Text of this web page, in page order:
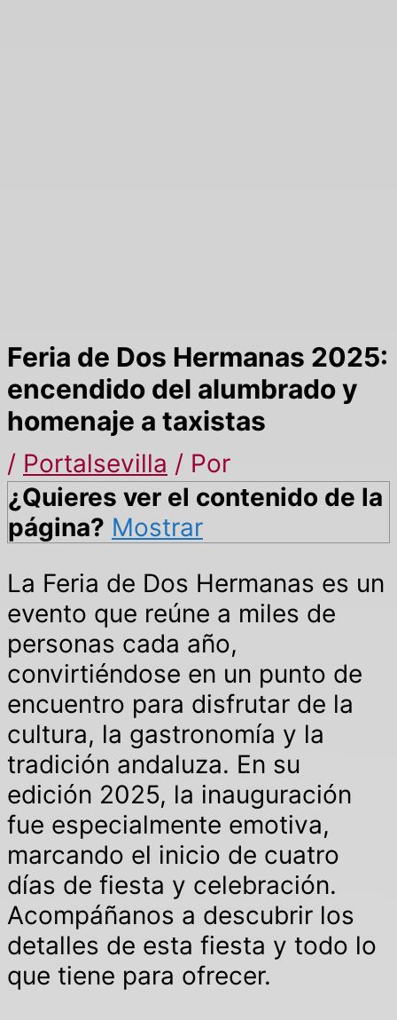
Feria de Dos Hermanas 2025:
encendido del alumbrado y
homenaje a taxistas
/ Portalsevilla / Por
¿Quieres ver el contenido de la
página? Mostrar
La Feria de Dos Hermanas es un
evento que reúne a miles de
personas cada año,
convirtiéndose en un punto de
encuentro para disfrutar de la
cultura, la gastronomía y la
tradición andaluza. En su
edición 2025, la inauguración
fue especialmente emotiva,
marcando el inicio de cuatro
días de fiesta y celebración.
Acompáñanos a descubrir los
detalles de esta fiesta y todo lo
que tiene para ofrecer.